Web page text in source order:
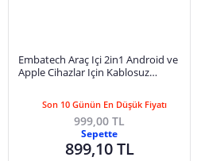
Embatech Araç Içi 2in1 Android ve
Apple Cihazlar Için Kablosuz
Son 10 Günün En Düşük Fiyatı
999,00 TL
Sepette
899,10 TL